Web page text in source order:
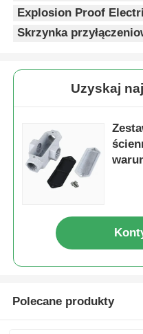
Explosion Proof
Skrzynka
Uzyskaj
Polecane produkty